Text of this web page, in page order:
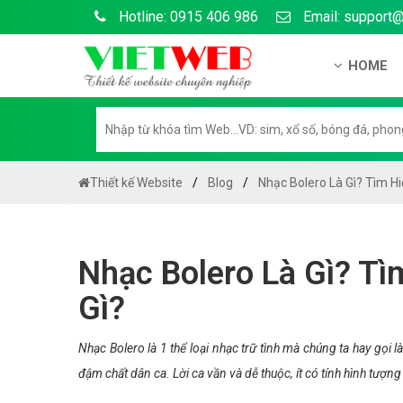
Hotline: 0915 406 986 Email:
HOME
Hướng
Chính
Chính
Thiết kế Website Blog Nhạc Bolero Là Gì? Tìm
Nhạc Bolero Là Gì?
Gì?
Nhạc Bolero là 1 thể loại nhạc trữ tình mà chúng ta hay gọi
đậm chất dân ca. Lời ca vần và dễ thuộc, ít có tính hình